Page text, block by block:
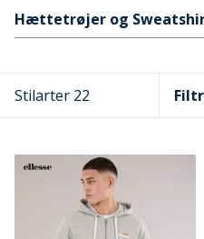
Hurtige links
Hættetrøjer og
Stilarter 22